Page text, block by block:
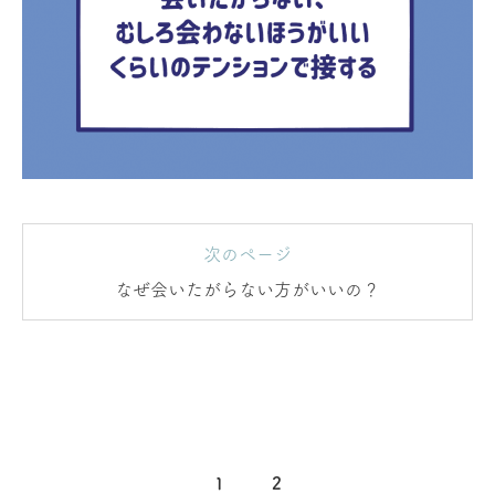
次のページ
なぜ会いたがらない方がいいの？
1 2